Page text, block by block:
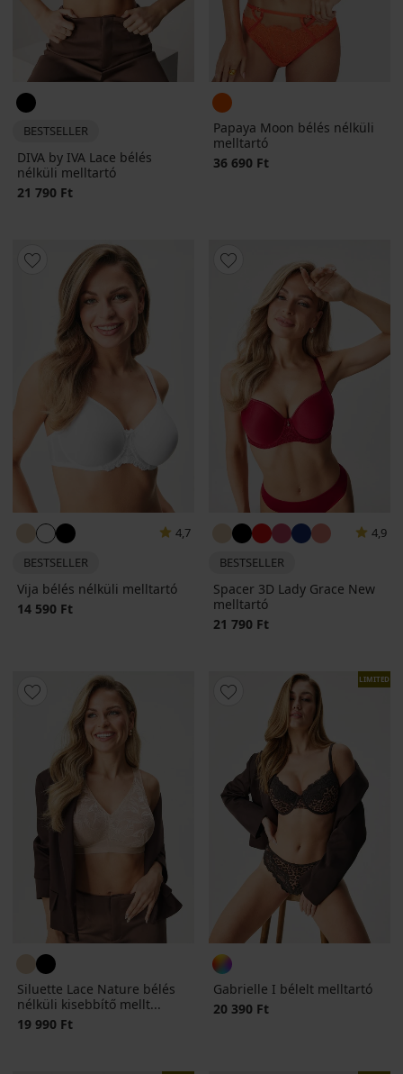
BESTSELLER
DIVA by IVA Lace bélés
nélküli melltartó
21 790 Ft
Papaya Moon bélés nélküli
melltartó
36 690 Ft
4,7
BESTSELLER
Vija bélés nélküli melltartó
14 590 Ft
4,9
BESTSELLER
Spacer 3D Lady Grace New
melltartó
21 790 Ft
Siluette Lace Nature bélés
nélküli kisebbítő mellt...
19 990 Ft
LIMITED
Gabrielle I bélelt melltartó
20 390 Ft